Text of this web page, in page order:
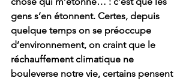
gens s’en étonnent. Certes, depuis
quelque temps on se préoccupe
d’environnement, on craint que le
réchauffement climatique ne
bouleverse notre vie, certains pensent